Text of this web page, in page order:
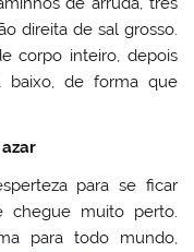
direita de sal grosso.
corpo inteiro, depois
baixo, de forma que
para se ficar
chegue muito perto.
para todo mundo,